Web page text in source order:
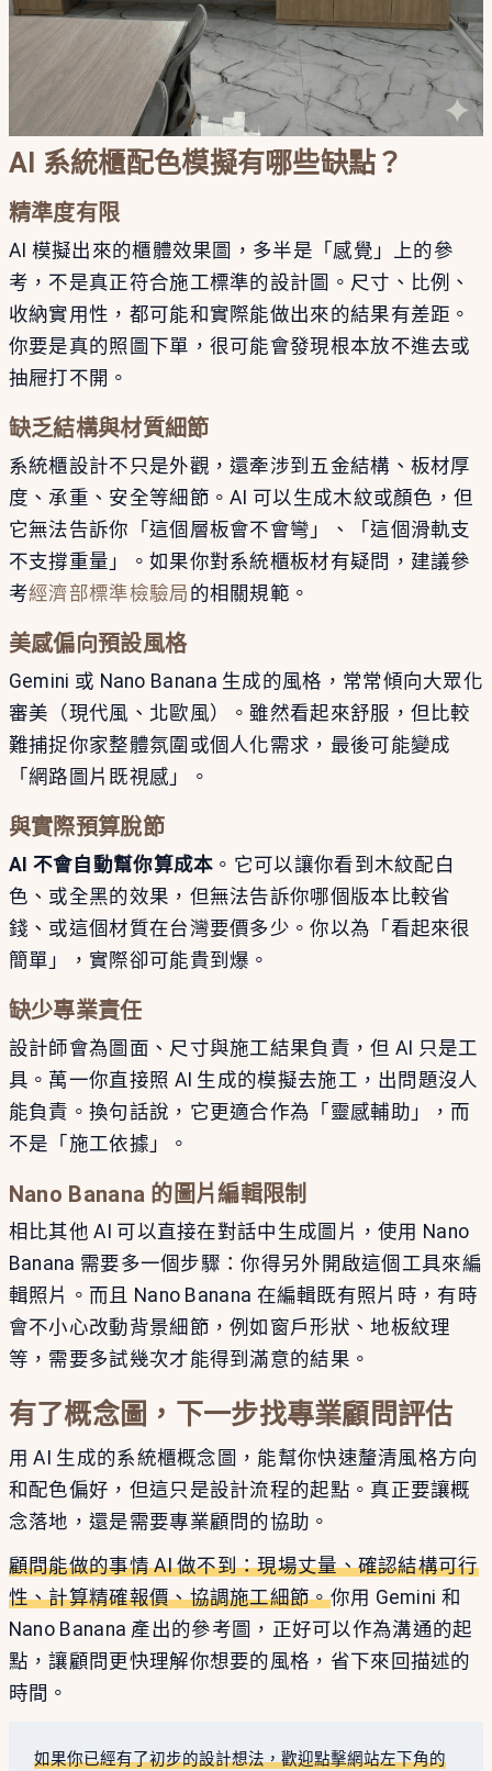
AI 系統櫃配色模擬有哪些缺點？
精準度有限
AI 模擬出來的櫃體效果圖，多半是「感覺」上的參
考，不是真正符合施工標準的設計圖。尺寸、比例、
收納實用性，都可能和實際能做出來的結果有差距。
你要是真的照圖下單，很可能會發現根本放不進去或
抽屜打不開。
缺乏結構與材質細節
系統櫃設計不只是外觀，還牽涉到五金結構、板材厚
度、承重、安全等細節。AI 可以生成木紋或顏色，但
它無法告訴你「這個層板會不會彎」、「這個滑軌支
不支撐重量」。如果你對系統櫃板材有疑問，建議參
考經濟部標準檢驗局 的相關規範。
美感偏向預設風格
Gemini 或 Nano Banana 生成的風格，常常傾向大眾化
審美（現代風、北歐風）。雖然看起來舒服，但比較
難捕捉你家整體氛圍或個人化需求，最後可能變成
「網路圖片既視感」。
與實際預算脫節
AI 不會自動幫你算成本 。它可以讓你看到木紋配白
色、或全黑的效果，但無法告訴你哪個版本比較省
錢、或這個材質在台灣要價多少。你以為「看起來很
簡單」，實際卻可能貴到爆。
缺少專業責任
設計師會為圖面、尺寸與施工結果負責，但 AI 只是工
具。萬一你直接照 AI 生成的模擬去施工，出問題沒人
能負責。換句話說，它更適合作為「靈感輔助」，而
不是「施工依據」。
Nano Banana 的圖片編輯限制
相比其他 AI 可以直接在對話中生成圖片，使用 Nano
Banana 需要多一個步驟：你得另外開啟這個工具來編
輯照片。而且 Nano Banana 在編輯既有照片時，有時
會不小心改動背景細節，例如窗戶形狀、地板紋理
等，需要多試幾次才能得到滿意的結果。
有了概念圖，下一步找專業顧問評估
用 AI 生成的系統櫃概念圖，能幫你快速釐清風格方向
和配色偏好，但這只是設計流程的起點。真正要讓概
念落地，還是需要專業顧問的協助。
顧問能做的事情 AI 做不到：現場丈量、確認結構可行
性、計算精確報價、協調施工細節。你用 Gemini 和
Nano Banana 產出的參考圖，正好可以作為溝通的起
點，讓顧問更快理解你想要的風格，省下來回描述的
時間。
如果你已經有了初步的設計想法，歡迎點擊網站左下角的